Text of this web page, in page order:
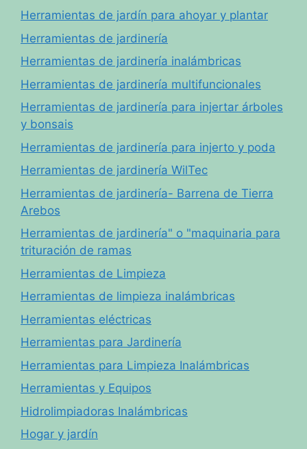
Herramientas de jardín para ahoyar y plantar
Herramientas de jardinería
Herramientas de jardinería inalámbricas
Herramientas de jardinería multifuncionales
Herramientas de jardinería para injertar árboles
y bonsais
Herramientas de jardinería para injerto y poda
Herramientas de jardinería WilTec
Herramientas de jardinería- Barrena de Tierra
Arebos
Herramientas de jardinería" o "maquinaria para
trituración de ramas
Herramientas de Limpieza
Herramientas de limpieza inalámbricas
Herramientas eléctricas
Herramientas para Jardinería
Herramientas para Limpieza Inalámbricas
Herramientas y Equipos
Hidrolimpiadoras Inalámbricas
Hogar y jardín